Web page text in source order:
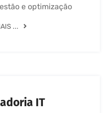
e optimização
...
IT